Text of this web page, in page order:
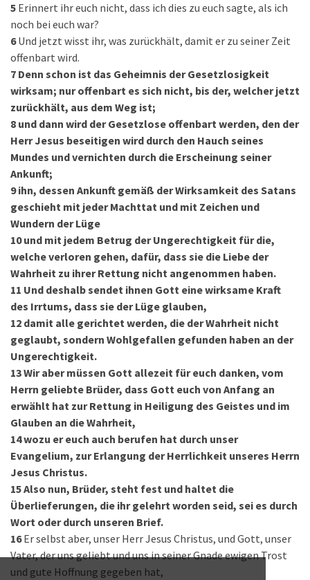
5 Erinnert ihr euch nicht, dass ich dies zu euch sagte, als ich
noch bei euch war?
6 Und jetzt wisst ihr, was zurückhält, damit er zu seiner Zeit
offenbart wird.
7 Denn schon ist das Geheimnis der Gesetzlosigkeit
wirksam; nur offenbart es sich nicht, bis der, welcher jetzt
zurückhält, aus dem Weg ist;
8 und dann wird der Gesetzlose offenbart werden, den der
Herr Jesus beseitigen wird durch den Hauch seines
Mundes und vernichten durch die Erscheinung seiner
Ankunft;
9 ihn, dessen Ankunft gemäß der Wirksamkeit des Satans
geschieht mit jeder Machttat und mit Zeichen und
Wundern der Lüge
10 und mit jedem Betrug der Ungerechtigkeit für die,
welche verloren gehen, dafür, dass sie die Liebe der
Wahrheit zu ihrer Rettung nicht angenommen haben.
11 Und deshalb sendet ihnen Gott eine wirksame Kraft
des Irrtums, dass sie der Lüge glauben,
12 damit alle gerichtet werden, die der Wahrheit nicht
geglaubt, sondern Wohlgefallen gefunden haben an der
Ungerechtigkeit.
13Wir aber müssen Gott allezeit für euch danken, vom
Herrn geliebte Brüder, dass Gott euch von Anfang an
erwählt hat zur Rettung in Heiligung des Geistes und im
Glauben an die Wahrheit,
14wozu er euch auch berufen hat durch unser
Evangelium, zur Erlangung der Herrlichkeit unseres Herrn
Jesus Christus.
15Also nun, Brüder, steht fest und haltet die
Überlieferungen, die ihr gelehrt worden seid, sei es durch
Wort oder durch unseren Brief.
16 Er selbst aber, unser Herr Jesus Christus, und Gott, unser
Vater, der uns geliebt und uns in seiner Gnade ewigen Trost
und gute Hoffnung gegeben hat,